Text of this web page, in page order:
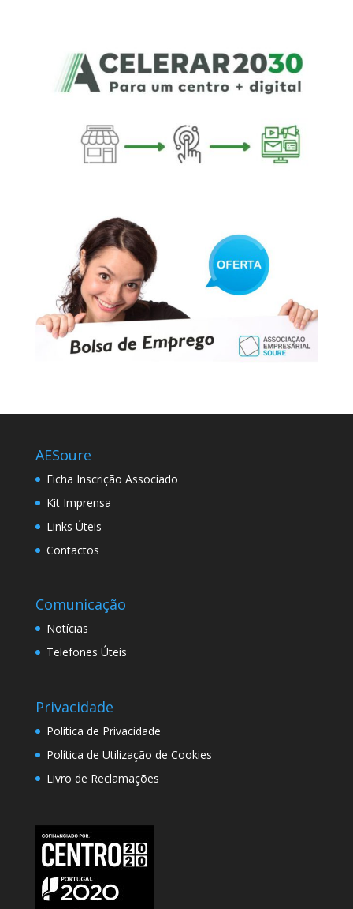
AESoure
Ficha Inscrição Associado
Kit Imprensa
Links Úteis
Contactos
Comunicação
Notícias
Telefones Úteis
Privacidade
Política de Privacidade
Política de Utilização de Cookies
Livro de Reclamações